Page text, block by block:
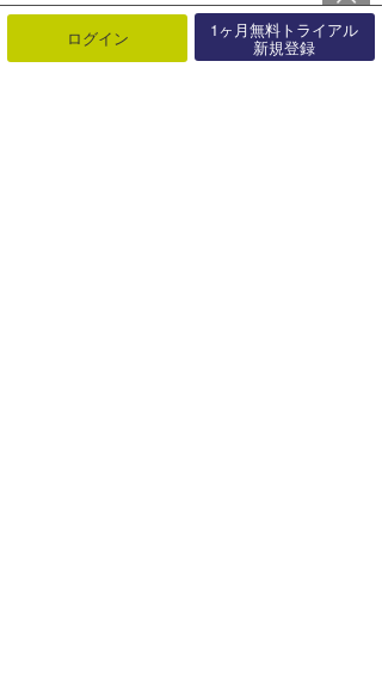
ログイン 1ヶ月無料トライアル
新規登録